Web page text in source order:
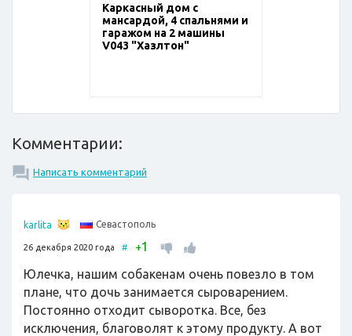
Каркасный дом с
мансардой, 4 спальнями и
гаражом на 2 машины
V043 "Хазлтон"
Комментарии:
Написать комментарий
karlita Севастополь
26 декабря 2020 года # +1
Юлечка, нашим собакенам очень повезло в том
плане, что дочь занимается сыроварением.
Постоянно отходит сыворотка. Все, без
исключения, благоволят к этому продукту. А вот